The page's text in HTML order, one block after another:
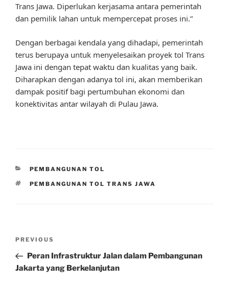
Trans Jawa. Diperlukan kerjasama antara pemerintah
dan pemilik lahan untuk mempercepat proses ini.”
Dengan berbagai kendala yang dihadapi, pemerintah
terus berupaya untuk menyelesaikan proyek tol Trans
Jawa ini dengan tepat waktu dan kualitas yang baik.
Diharapkan dengan adanya tol ini, akan memberikan
dampak positif bagi pertumbuhan ekonomi dan
konektivitas antar wilayah di Pulau Jawa.
CATEGORIES
PEMBANGUNAN TOL
TAGS
PEMBANGUNAN TOL TRANS JAWA
Previous
Post
PREVIOUS
Peran Infrastruktur Jalan dalam Pembangunan
Jakarta yang Berkelanjutan